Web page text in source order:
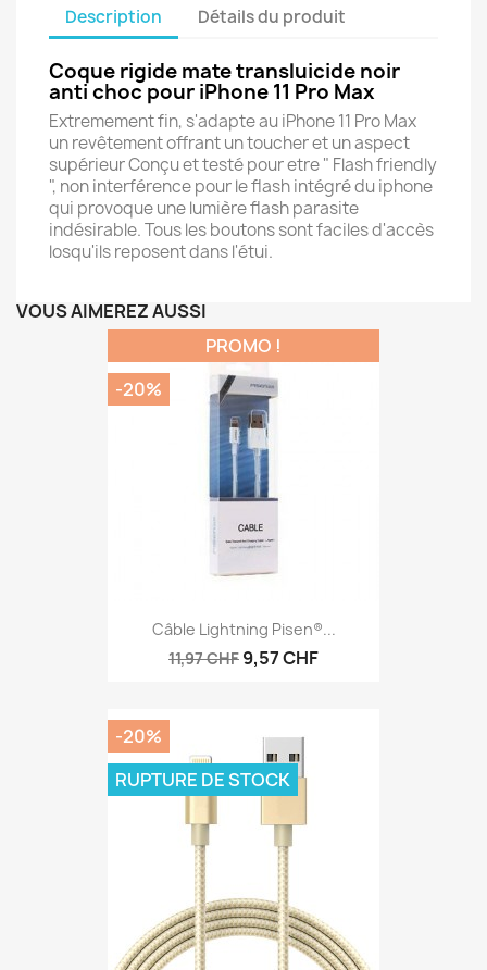
Description Détails du produit
Coque rigide mate transluicide noir
anti choc pour iPhone 11 Pro Max
Extremement fin, s'adapte au iPhone 11 Pro Max
un revêtement offrant un toucher et un aspect
supérieur Conçu et testé pour etre " Flash friendly
", non interférence pour le flash intégré du iphone
qui provoque une lumière flash parasite
indésirable. Tous les boutons sont faciles d'accès
losqu'ils reposent dans l'étui.
VOUS AIMEREZ AUSSI
Câble Lightning Pisen®...
11,97 CHF 9,57 CHF
PROMO !
-20%
-20%
RUPTURE DE STOCK